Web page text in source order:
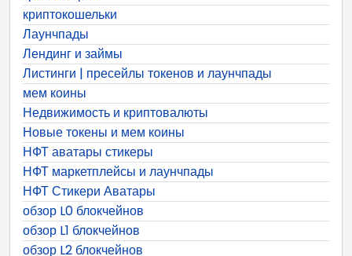
криптокошельки
Лаунчпады
Лендинг и займы
Листинги | пресейлы токенов и лаунчпады
мем коины
Недвижимость и криптовалюты
Новые токены и мем коины
НФТ аватары стикеры
НФТ маркетплейсы и лаунчпады
НФТ Стикери Аватары
обзор L0 блокчейнов
обзор L1 блокчейнов
обзор L2 блокчейнов